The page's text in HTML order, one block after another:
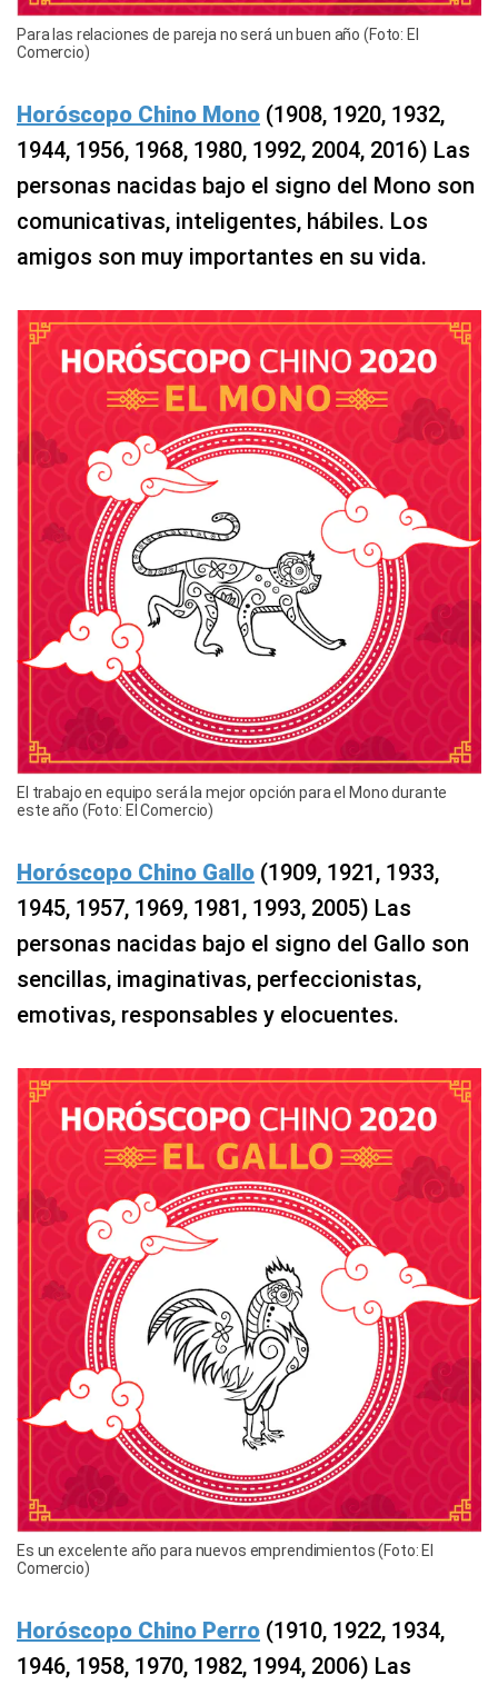
Para las relaciones de pareja no será un buen año (Foto: El
Comercio)
Horóscopo Chino Mono (1908, 1920, 1932,
1944, 1956, 1968, 1980, 1992, 2004, 2016) Las
personas nacidas bajo el signo del Mono son
comunicativas, inteligentes, hábiles. Los
amigos son muy importantes en su vida.
El trabajo en equipo será la mejor opción para el Mono durante
este año (Foto: El Comercio)
Horóscopo Chino Gallo (1909, 1921, 1933,
1945, 1957, 1969, 1981, 1993, 2005) Las
personas nacidas bajo el signo del Gallo son
sencillas, imaginativas, perfeccionistas,
emotivas, responsables y elocuentes.
Es un excelente año para nuevos emprendimientos (Foto: El
Comercio)
Horóscopo Chino Perro (1910, 1922, 1934,
1946, 1958, 1970, 1982, 1994, 2006) Las